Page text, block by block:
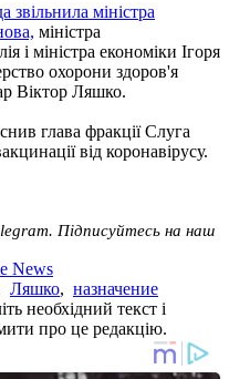
звільнила міністра
міністра
і міністра економіки Ігоря
охорони здоров'я
Віктор Ляшко.
глава фракції Слуга
від коронавірусу.
Підписуйтесь на наш
News
Ляшко, назначение
необхідний текст і
про це редакцію.